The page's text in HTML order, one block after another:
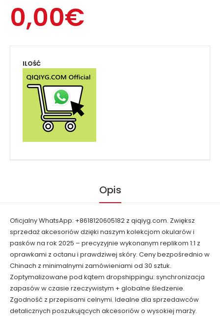
0,00€
ILOŚĆ
Opis
Oficjalny WhatsApp: +8618120605182 z qiqiyg.com. Zwiększ
sprzedaż akcesoriów dzięki naszym kolekcjom okularów i
pasków na rok 2025 – precyzyjnie wykonanym replikom 1:1 z
oprawkami z octanu i prawdziwej skóry. Ceny bezpośrednio w
Chinach z minimalnymi zamówieniami od 30 sztuk.
Zoptymalizowane pod kątem dropshippingu: synchronizacja
zapasów w czasie rzeczywistym + globalne śledzenie.
Zgodność z przepisami celnymi. Idealne dla sprzedawców
detalicznych poszukujących akcesoriów o wysokiej marży.